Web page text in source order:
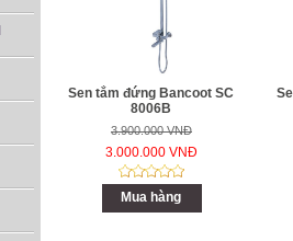
Sen tắm đứng Bancoot SC
8006B
3.900.000 VNĐ
3.000.000 VNĐ
Mua hàng